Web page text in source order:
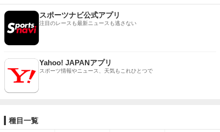
スポーツナビ公式アプリ
注目のレースも最新ニュースも逃さない
Yahoo! JAPANアプリ
スポーツ情報やニュース、天気もこれひとつで
種目一覧